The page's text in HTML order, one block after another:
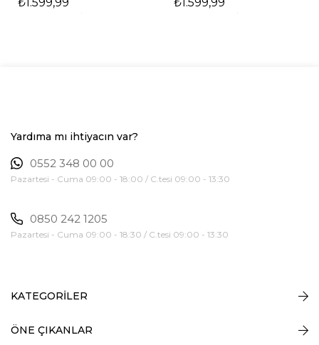
Yardıma mı ihtiyacın var?
0552 348 00 00
Pazartesi - Cuma 09:00 - 18:00 / C.tesi 09:00 - 13:30
0850 242 1205
Pazartesi - Cuma 09:00 - 18:30 / C.tesi 09:00 - 13:30
KATEGORİLER
ÖNE ÇIKANLAR